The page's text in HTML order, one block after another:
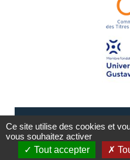
Mentions légales
Ce site utilise des cookies et
vous souhaitez activer
Tout accepter